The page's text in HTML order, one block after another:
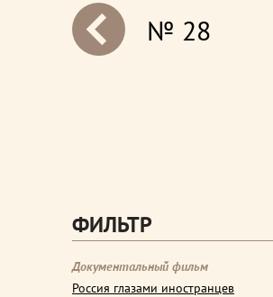
№ 28
ФИЛЬТР
Документальный фильм
Россия глазами иностранцев